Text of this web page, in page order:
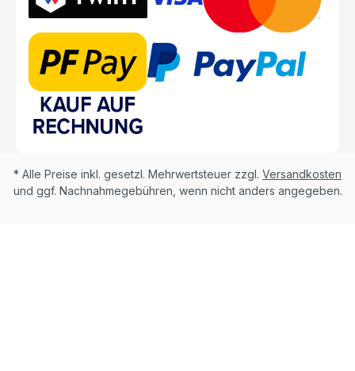
* Alle Preise inkl. gesetzl. Mehrwertsteuer zzgl. Versandkosten
und ggf. Nachnahmegebühren, wenn nicht anders angegeben.